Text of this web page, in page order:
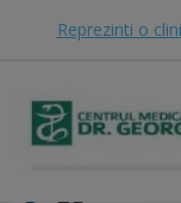
Reprezinti o